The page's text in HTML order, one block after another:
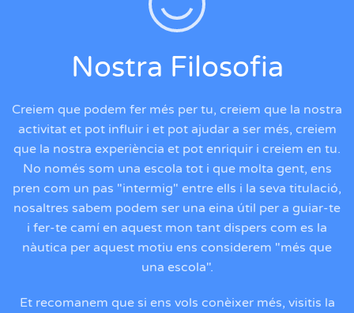
Nostra Filosofia
Creiem que podem fer més per tu, creiem que la nostra
activitat et pot influir i et pot ajudar a ser més, creiem
que la nostra experiència et pot enriquir i creiem en tu.
No només som una escola tot i que molta gent, ens
pren com un pas "intermig" entre ells i la seva titulació,
nosaltres sabem podem ser una eina útil per a guiar-te
i fer-te camí en aquest mon tant dispers com es la
nàutica per aquest motiu ens considerem "més que
una escola".
Et recomanem que si ens vols conèixer més, visitis la